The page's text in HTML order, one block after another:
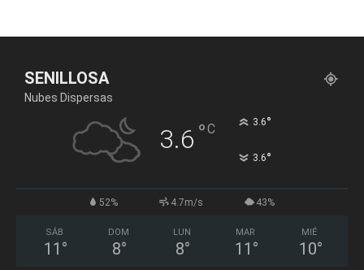
SENILLOSA
Nubes Dispersas
3.6 °C 3.6°
3.6°
52% 4.7m/s 43%
SÁB
11 °
DOM
8°
LUN
8°
MAR
11 °
MIÉ
10°